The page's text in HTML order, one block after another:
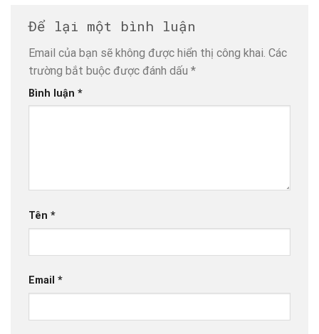
Để lại một bình luận
Email của bạn sẽ không được hiển thị công khai. Các
trường bắt buộc được đánh dấu *
Bình luận *
Tên *
Email *